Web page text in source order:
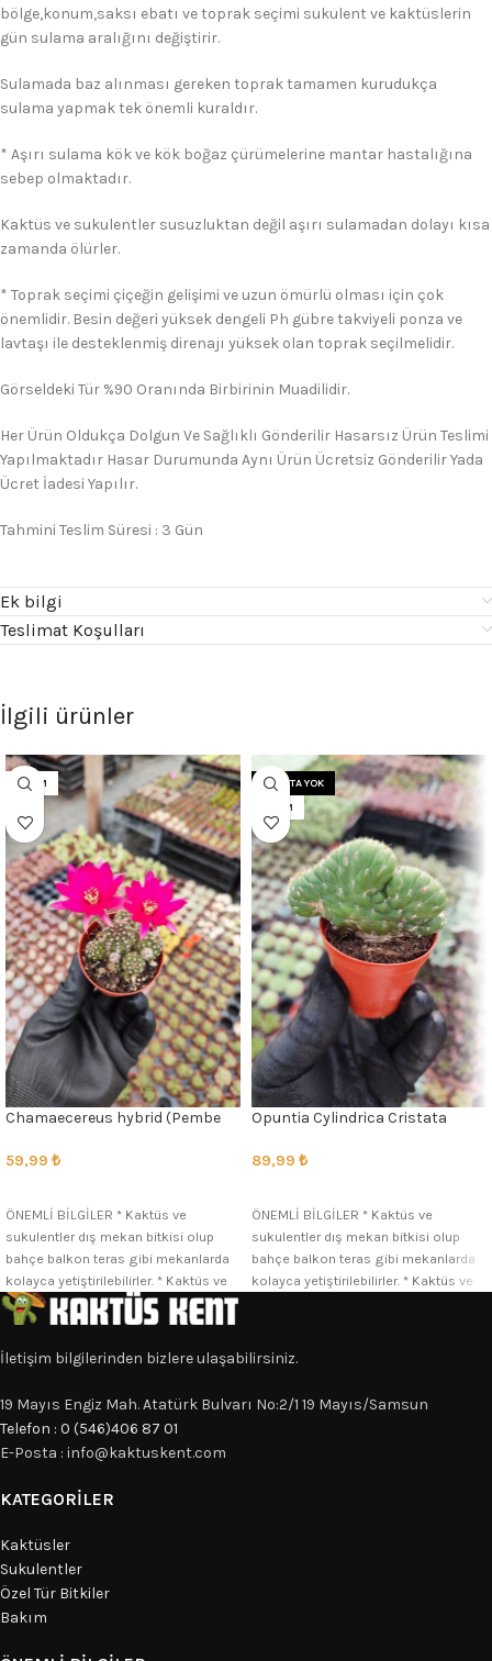
bölge,konum,saksı ebatı ve toprak seçimi sukulent ve kaktüslerin
gün sulama aralığını değiştirir.
Sulamada baz alınması gereken toprak tamamen kurudukça
sulama yapmak tek önemli kuraldır.
* Aşırı sulama kök ve kök boğaz çürümelerine mantar hastalığına
sebep olmaktadır.
Kaktüs ve sukulentler susuzluktan değil aşırı sulamadan dolayı kısa
zamanda ölürler.
* Toprak seçimi çiçeğin gelişimi ve uzun ömürlü olması için çok
önemlidir. Besin değeri yüksek dengeli Ph gübre takviyeli ponza ve
lavtaşı ile desteklenmiş direnajı yüksek olan toprak seçilmelidir.
Görseldeki Tür %90 Oranında Birbirinin Muadilidir.
Her Ürün Oldukça Dolgun Ve Sağlıklı Gönderilir Hasarsız Ürün Teslimi
Yapılmaktadır Hasar Durumunda Aynı Ürün Ücretsiz Gönderilir Yada
Ücret İadesi Yapılır.
Tahmini Teslim Süresi : 3 Gün
Ek bilgi
Teslimat Koşulları
İlgili ürünler
5.5CM
Chamaecereus hybrid (Pembe
59,99 ₺
ÖNEMLİ BİLGİLER * Kaktüs ve
sukulentler dış mekan bitkisi olup
bahçe balkon teras gibi mekanlarda
kolayca yetiştirilebilirler. * Kaktüs ve
STOKTA YOK
5.5CM
Opuntia Cylindrica Cristata
89,99 ₺
ÖNEMLİ BİLGİLER * Kaktüs ve
sukulentler dış mekan bitkisi olup
bahçe balkon teras gibi mekanlarda
kolayca yetiştirilebilirler. * Kaktüs ve
İletişim bilgilerinden bizlere ulaşabilirsiniz.
19 Mayıs Engiz Mah. Atatürk Bulvarı No:2/1 19 Mayıs/Samsun
Telefon : 0 (546)406 87 01
E-Posta : info@kaktuskent.com
KATEGORILER
Kaktüsler
Sukulentler
Özel Tür Bitkiler
Bakım